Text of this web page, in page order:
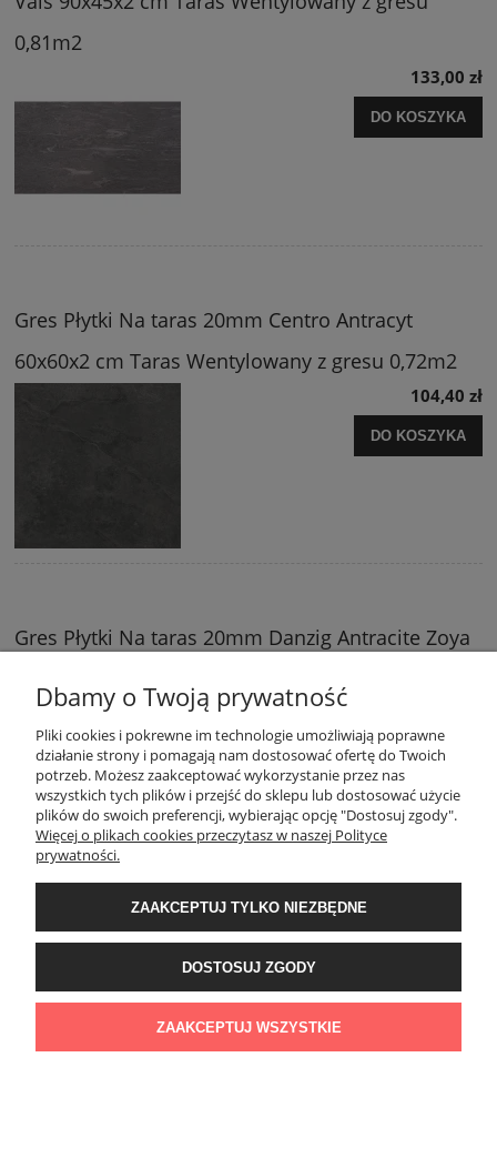
0,81m2
133,00 zł
DO KOSZYKA
Gres Płytki Na taras 20mm Centro Antracyt
60x60x2 cm Taras Wentylowany z gresu 0,72m2
104,40 zł
DO KOSZYKA
Gres Płytki Na taras 20mm Danzig Antracite Zoya
DO KOSZYKA
Gres Płytki Na taras 20mm Danzig Brown Zoya
60x60x2 cm Taras Wentylowany z gresu 0,72m2
Dbamy o Twoją prywatność
Pliki cookies i pokrewne im technologie umożliwiają poprawne
działanie strony i pomagają nam dostosować ofertę do Twoich
potrzeb. Możesz zaakceptować wykorzystanie przez nas
wszystkich tych plików i przejść do sklepu lub dostosować użycie
plików do swoich preferencji, wybierając opcję "Dostosuj zgody".
Więcej o plikach cookies przeczytasz w naszej Polityce
prywatności.
ZAAKCEPTUJ TYLKO NIEZBĘDNE
DOSTOSUJ ZGODY
ZAAKCEPTUJ WSZYSTKIE